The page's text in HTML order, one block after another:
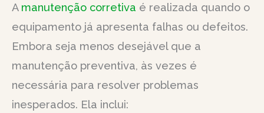
A manutenção corretiva é realizada quando o
equipamento já apresenta falhas ou defeitos.
Embora seja menos desejável que a
manutenção preventiva, às vezes é
necessária para resolver problemas
inesperados. Ela inclui: